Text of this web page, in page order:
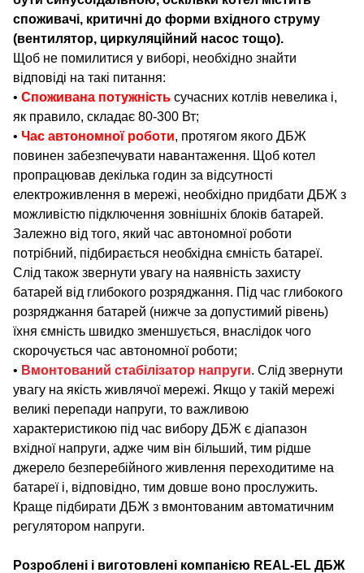
споживачі, критичні до форми вхідного струму
(вентилятор, циркуляційний насос тощо).
Щоб не помилитися у виборі, необхідно знайти
відповіді на такі питання:
• Споживана потужність сучасних котлів невелика і,
як правило, складає 80-300 Вт;
• Час автономної роботи, протягом якого ДБЖ
повинен забезпечувати навантаження. Щоб котел
пропрацював декілька годин за відсутності
електроживлення в мережі, необхідно придбати ДБЖ з
можливістю підключення зовнішніх блоків батарей.
Залежно від того, який час автономної роботи
потрібний, підбирається необхідна ємність батареї.
Слід також звернути увагу на наявність захисту
батарей від глибокого розряджання. Під час глибокого
розряджання батарей (нижче за допустимий рівень)
їхня ємність швидко зменшується, внаслідок чого
скорочується час автономної роботи;
• Вмонтований стабілізатор напруги. Слід звернути
увагу на якість живлячої мережі. Якщо у такій мережі
великі перепади напруги, то важливою
характеристикою під час вибору ДБЖ є діапазон
вхідної напруги, адже чим він більший, тим рідше
джерело безперебійного живлення переходитиме на
батареї і, відповідно, тим довше воно прослужить.
Краще підбирати ДБЖ з вмонтованим автоматичним
регулятором напруги.
Розроблені і виготовлені компанією REAL-EL ДБЖ